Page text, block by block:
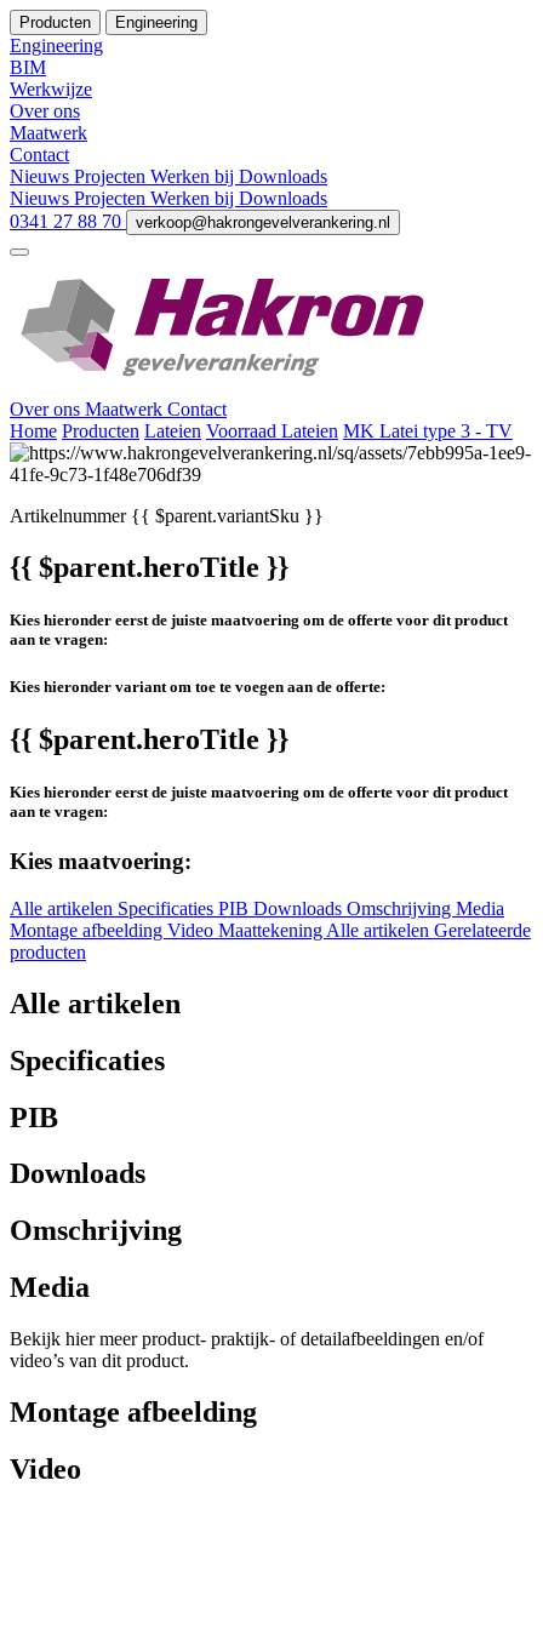
Producten Engineering
Engineering
BIM
Werkwijze
Over ons
Maatwerk
Contact
Nieuws Projecten Werken bij Downloads
Nieuws Projecten Werken bij Downloads
0341 27 88 70
verkoop@hakrongevelverankering.nl
Over ons Maatwerk Contact
Home Producten Lateien Voorraad Lateien MK Latei type 3 - TV
Artikelnummer{{ $parent.variantSku }}
{{ $parent.heroTitle }}
Kies hieronder eerst de juiste maatvoering om de offerte voor dit product
aan te vragen:
Kies hieronder variant om toe te voegen aan de offerte:
{{ $parent.heroTitle }}
Kies hieronder eerst de juiste maatvoering om de offerte voor dit product
aan te vragen:
Kies maatvoering:
Alle artikelen Specificaties PIB Downloads Omschrijving Media
Montage afbeelding Video Maattekening Alle artikelen Gerelateerde
producten
Alle artikelen
Specificaties
PIB
Downloads
Omschrijving
Media
Bekijk hier meer product- praktijk- of detailafbeeldingen en/of
video’s van dit product.
Montage afbeelding
Video